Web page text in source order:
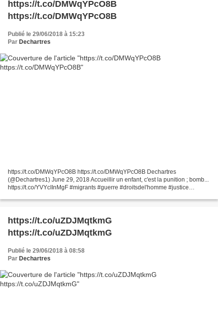
https://t.co/DMWqYPcO8B
https://t.co/DMWqYPcO8B
Publié le 29/06/2018 à 15:23
Par Dechartres
https://t.co/DMWqYPcO8B https://t.co/DMWqYPcO8B Dechartres
(@Dechartres1) June 29, 2018 Accueillir un enfant, c'est la punition ; bomb...
https://t.co/YVYcIInMgF #migrants #guerre #droitsdel'homme #justice
https://t.co/uZDJMqtkmG
https://t.co/uZDJMqtkmG
Publié le 29/06/2018 à 08:58
Par Dechartres